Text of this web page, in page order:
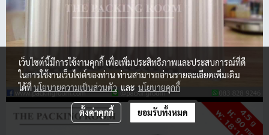
เว็บไซต์นี้มีการใช้งานคุกกี้ เพื่อเพิ่มประสิทธิภาพและประสบการณ์ที่ดี
ในการใช้งานเว็บไซต์ของท่าน ท่านสามารถอ่านรายละเอียดเพิ่มเติม
ได้ที่นโยบายความเป็นส่วนตัวและ นโยบายคุกกี้
ตั้งค่าคุกกี้ ยอมรับทั้งหมด